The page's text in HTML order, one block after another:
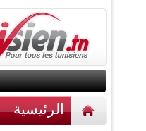
الرئيسية